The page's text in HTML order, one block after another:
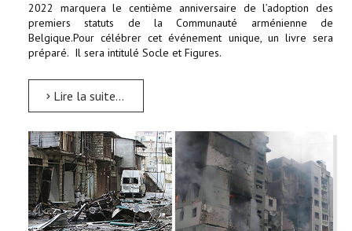
2022 marquera le centième anniversaire de l’adoption des
premiers statuts de la Communauté arménienne de
Belgique.Pour célébrer cet événement unique, un livre sera
préparé. Il sera intitulé Socle et Figures.
Lire la suite...